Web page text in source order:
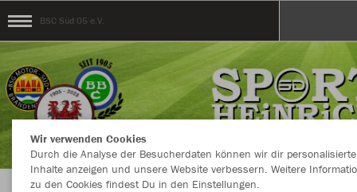
BSC Süd 05 e.V.
Wir verwenden Cookies
Durch die Analyse der Besucherdaten können wir dir personalisierte
Inhalte anzeigen und unsere Website verbessern. Weitere
zu den Cookies findest Du in den Einstellungen.